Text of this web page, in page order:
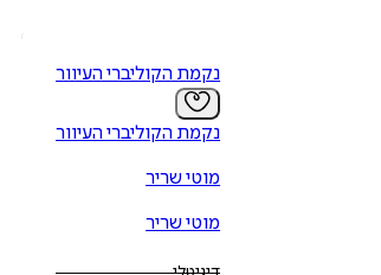
נקמת הקוליברי העיוור
נקמת הקוליברי העיוור
מוטי שריר
מוטי שריר